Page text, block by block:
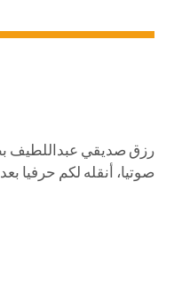
رزق صديقي عبداللطيف
صوتيا، أنقله لكم حرفيا